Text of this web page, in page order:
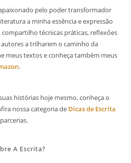
pelo poder transformador
a minha essência e expressão
técnicas práticas, reflexões
a trilharem o caminho da
meus textos e conheça também meus
.
histórias hoje mesmo, conheça o
nossa categoria de Dicas de Escrita
A Escrita?